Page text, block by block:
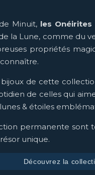
Minuit, les Onéirites
la Lune, comme du
propriétés
de cette
de celles qui
& étoiles
permanente sont
unique.
Découvrez la